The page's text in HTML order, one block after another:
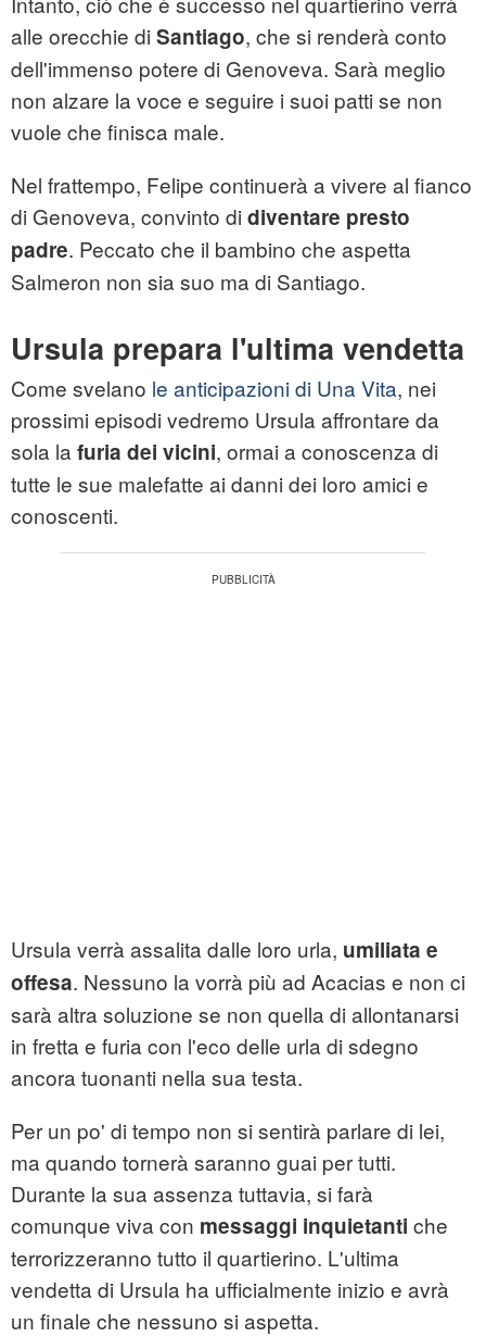
alle orecchie di Santiago, che si renderà conto
dell'immenso potere di Genoveva. Sarà meglio
non alzare la voce e seguire i suoi patti se non
vuole che finisca male.
Nel frattempo, Felipe continuerà a vivere al fianco
di Genoveva, convinto di diventare presto
padre. Peccato che il bambino che aspetta
Salmeron non sia suo ma di Santiago.
Ursula prepara l'ultima vendetta
Come svelano le anticipazioni di Una Vita, nei
prossimi episodi vedremo Ursula affrontare da
sola la furia dei vicini, ormai a conoscenza di
tutte le sue malefatte ai danni dei loro amici e
conoscenti.
Ursula verrà assalita dalle loro urla, umiliata e
offesa. Nessuno la vorrà più ad Acacias e non ci
sarà altra soluzione se non quella di allontanarsi
in fretta e furia con l'eco delle urla di sdegno
ancora tuonanti nella sua testa.
Per un po' di tempo non si sentirà parlare di lei,
ma quando tornerà saranno guai per tutti.
Durante la sua assenza tuttavia, si farà
comunque viva con messaggi inquietanti che
terrorizzeranno tutto il quartierino. L'ultima
vendetta di Ursula ha ufficialmente inizio e avrà
un finale che nessuno si aspetta.